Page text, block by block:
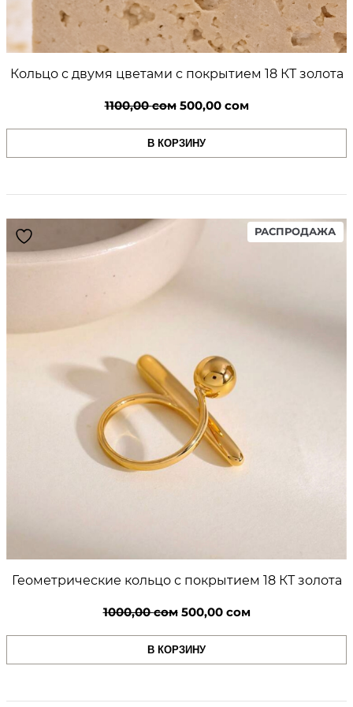
Кольцо с двумя цветами с покрытием 18 КТ золота
1100,00сом Первоначальная
цена
составляла
500,00 сомТекущая
цена:
В КОРЗИНУ
РАСПРОДАЖА
ON
Геометрические кольцо с покрытием 18 КТ золота
1000,00сом Первоначальная
цена
составляла
500,00 сомТекущая
цена:
В КОРЗИНУ